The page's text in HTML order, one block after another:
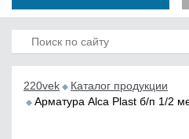
220vek
Каталог продукции
Арматура Alca Plast б/п 1/2